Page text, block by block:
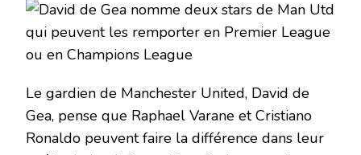
Le gardien de Manchester United, David de
Gea, pense que Raphael Varane et Cristiano
Ronaldo peuvent faire la différence dans leur